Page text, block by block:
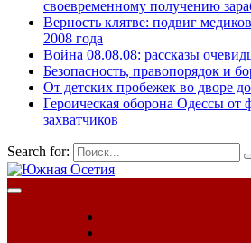
своевременному получению
Верность клятве: подвиг
2008 года
Война 08.08.08: рассказы
Безопасность, правопорядок и
От детских пробежек во дворе
Героическая оборона Одессы от
захватчиков
Search for: